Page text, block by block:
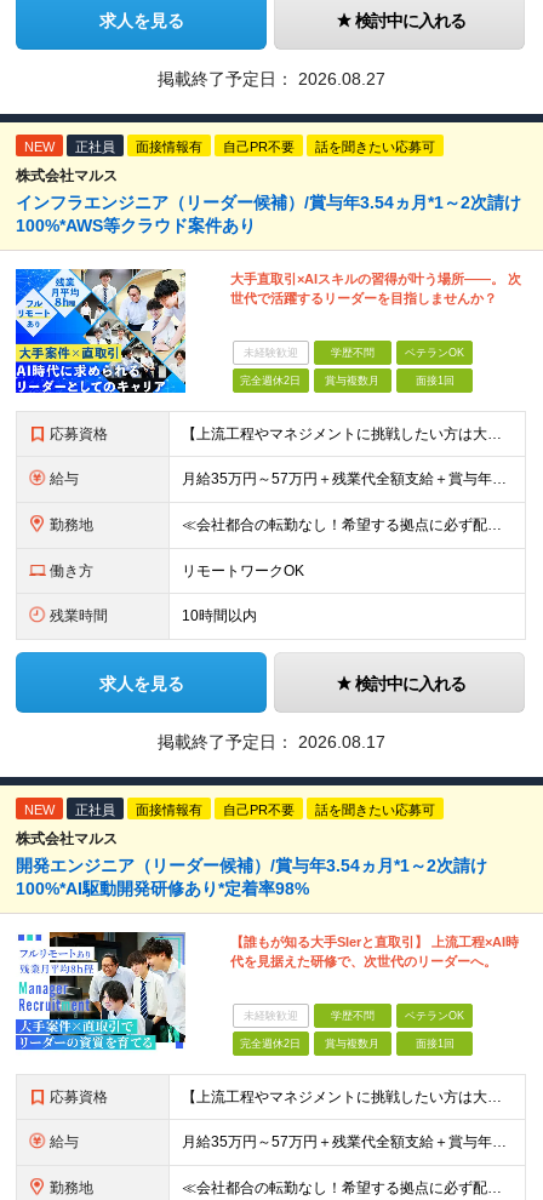
求人を見る 検討中に入れる
掲載終了予定日： 2026.08.27
NEW 正社員 面接情報有 自己PR不要 話を聞きたい応募可
株式会社マルス
インフラエンジニア（リーダー候補）/賞与年3.54ヵ月*1～2次請け
100%*AWS等クラウド案件あり
大手直取引×AIスキルの習得が叶う場所――。 次
世代で活躍するリーダーを目指しませんか？
未経験歓迎 学歴不問 ベテランOK
完全週休2日 賞与複数月 面接1回
応募資格 【上流工程やマネジメントに挑戦したい方は大歓迎です！】 ★インフラエンジニアとしての実務経験をお持ちの方 ★上記に加え、下記いずれかに該当する方 ・チームのリーダー／サブリーダーの経験をお持ちの方 ・
給与 月給35万円～57万円＋残業代全額支給＋賞与年3.45ヵ月(リーダー経験者) 月給32万円～43万円＋残業代全額支給＋賞与年3.45ヵ月(実務経験者) 入社時想定年収： 490万円～798万円(リー
勤務地 ≪会社都合の転勤なし！希望する拠点に必ず配属します。新潟Uターン・Iターン大歓迎！≫ 首都圏(東京、神奈川、千葉、埼玉)または新潟市、長岡市周辺のお客様先または各拠点での勤務となります。 ■東京支社
働き方 リモートワークOK
残業時間 10時間以内
求人を見る 検討中に入れる
掲載終了予定日： 2026.08.17
NEW 正社員 面接情報有 自己PR不要 話を聞きたい応募可
株式会社マルス
開発エンジニア（リーダー候補）/賞与年3.54ヵ月*1～2次請け
100%*AI駆動開発研修あり*定着率98%
【誰もが知る大手SIerと直取引】 上流工程×AI時
代を見据えた研修で、次世代のリーダーへ。
未経験歓迎 学歴不問 ベテランOK
完全週休2日 賞与複数月 面接1回
応募資格 【上流工程やマネジメントに挑戦したい方は大歓迎です！】 ★開発エンジニアとしての実務経験をお持ちの方 ★上記に加え、下記いずれかに該当する方 ・チームのリーダー／サブリーダーの経験をお持ちの方 ・教育
給与 月給35万円～57万円＋残業代全額支給＋賞与年3.45ヵ月(リーダー経験者) 月給32万円～43万円＋残業代全額支給＋賞与年3.45ヵ月(実務経験者) 入社時想定年収： 490万円～798万円(リー
勤務地 ≪会社都合の転勤なし！希望する拠点に必ず配属します。新潟Uターン・Iターン大歓迎！≫ 首都圏(東京、神奈川、千葉、埼玉)または新潟市、長岡市周辺のお客様先または各拠点での勤務となります。 ■東京支社